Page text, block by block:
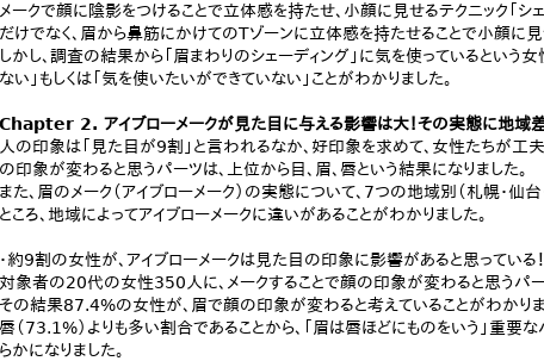
メークで顔に陰影をつけることで立体感を持たせ、小顔に見せるテクニック「シェ
だけでなく、眉から鼻筋にかけてのTゾーンに立体感を持たせることで小顔に見
しかし、調査の結果から「眉まわりのシェーディング」に気を使っているとい
ない」もしくは「気を使いたいができていない」ことがわかりました。
Chapter 2. アイブローメークが見た目に与える影響は大！その実態に地域
人の印象は「見た目が9割」と言われるなか、好印象を求めて、女性たちが工夫
の印象が変わると思うパーツは、上位から目、眉、唇という結果になりました。
また、眉のメーク（アイブローメーク）の実態について、7つの地域別（札幌・仙
ところ、地域によってアイブローメークに違いがあることがわかりました。
・約9割の女性が、アイブローメークは見た目の印象に影響があると思っている！
対象者の20代の女性350人に、メークすることで顔の印象が変わると思うパー
その結果87.4%の女性が、眉で顔の印象が変わると考えていることがわかりま
唇（73.1%）よりも多い割合であることから、「眉は唇ほどにものをいう」重要
らかになりました。